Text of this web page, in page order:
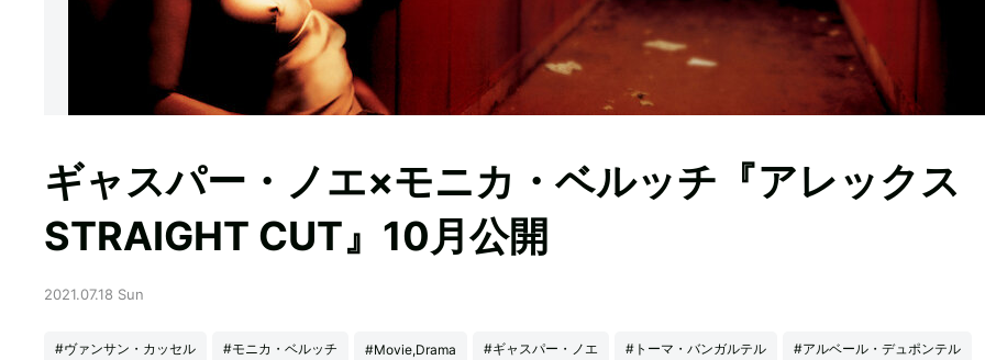
ギャスパー・ノエ×モニカ・ベルッチ『アレックス
STRAIGHT CUT』10月公開
2021.07.18 Sun
#ヴァンサン・カッセル #モニカ・ベルッチ #Movie,Drama #ギャスパー・ノエ #トーマ・バンガルテル #アルベール・デュポンテル